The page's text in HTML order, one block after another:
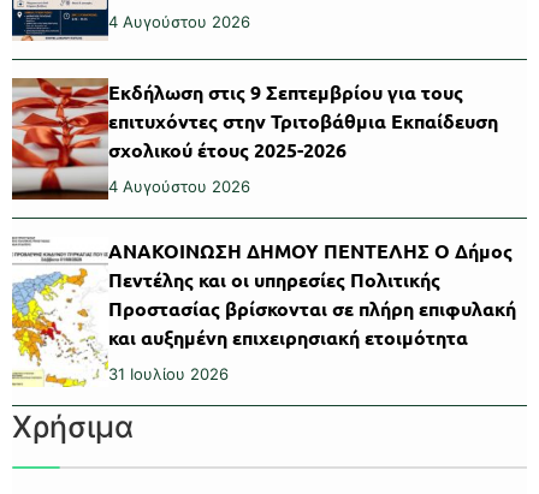
4 Αυγούστου 2026
Εκδήλωση στις 9 Σεπτεμβρίου για τους
επιτυχόντες στην Τριτοβάθμια Εκπαίδευση
σχολικού έτους 2025-2026
4 Αυγούστου 2026
ΑΝΑΚΟΙΝΩΣΗ ΔΗΜΟΥ ΠΕΝΤΕΛΗΣ Ο Δήμος
Πεντέλης και οι υπηρεσίες Πολιτικής
Προστασίας βρίσκονται σε πλήρη επιφυλακή
και αυξημένη επιχειρησιακή ετοιμότητα
31 Ιουλίου 2026
Χρήσιμα